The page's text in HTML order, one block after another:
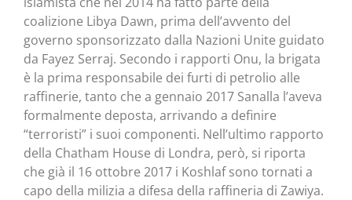
coalizione Libya Dawn, prima dell’avvento del
governo sponsorizzato dalla Nazioni Unite guidato
da Fayez Serraj. Secondo i rapporti Onu, la brigata
è la prima responsabile dei furti di petrolio alle
raffinerie, tanto che a gennaio 2017 Sanalla l’aveva
formalmente deposta, arrivando a definire
“terroristi” i suoi componenti. Nell’ultimo rapporto
della Chatham House di Londra, però, si riporta
che già il 16 ottobre 2017 i Koshlaf sono tornati a
capo della milizia a difesa della raffineria di Zawiya.